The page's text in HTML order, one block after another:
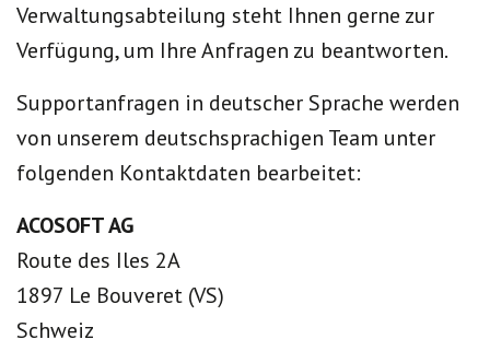
Verwaltungsabteilung steht Ihnen gerne zur
Verfügung, um Ihre Anfragen zu beantworten.
Supportanfragen in deutscher Sprache werden
von unserem deutschsprachigen Team unter
folgenden Kontaktdaten bearbeitet:
ACOSOFT AG
Route des Iles 2A
1897 Le Bouveret (VS)
Schweiz